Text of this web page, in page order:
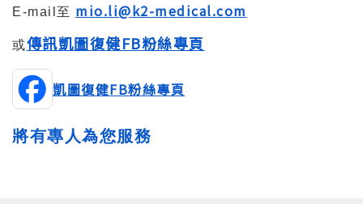
E-mail至 mio.li@k2-medical.com
或傳訊凱圖復健FB粉絲專頁
凱圖復健FB粉絲專頁
將有專人為您服務